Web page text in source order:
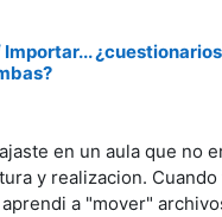
en un aula que no
y realizacion.
a "mover"